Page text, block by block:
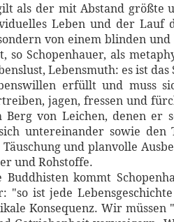
als der mit Abstand größte
Leben und der
von einem blinden
so Schopenhauer, als
Lebensmuth: es ist
erfüllt und muss
jagen, fressen und
Berg von Leichen, denen er
untereinander sowie
und planvolle
und Rohstoffe.
kommt
"so ist jede
Konsequenz. Wir